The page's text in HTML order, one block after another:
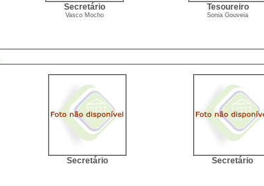
Secretário
Vasco Mocho
Tesoureiro
Sonia Gouveia
Secretário Secretário